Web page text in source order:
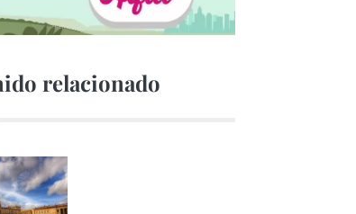
relacionado